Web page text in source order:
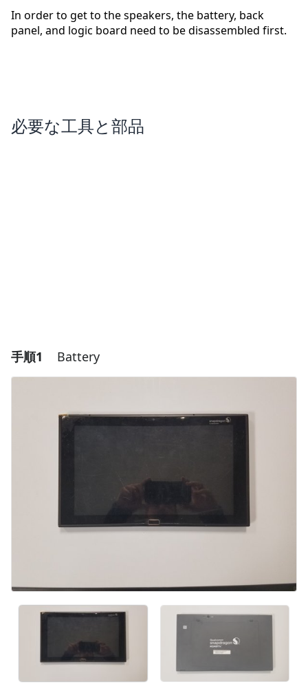
In order to get to the speakers, the battery, back
panel, and logic board need to be disassembled first.
必要な工具と部品
手順1 Battery